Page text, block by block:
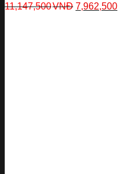
11,147,500VNĐ 7,962,500